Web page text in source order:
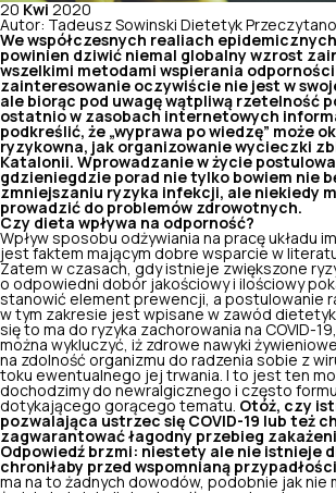
20 Kwi 2020
Autor: Tadeusz Sowinski Dietetyk
We współczesnych realiach
powinien dziwić niemal globalny wzrost
wszelkimi metodami wspierania
zainteresowanie oczywiście nie jest w
ale biorąc pod uwagę wątpliwą rzetelność
ostatnio w zasobach internetowych
podkreślić, że „wyprawa po wiedzę” może
ryzykowna, jak organizowanie wycieczki
Katalonii. Wprowadzanie w życie
gdzieniegdzie porad nie tylko bowiem nie
zmniejszaniu ryzyka infekcji, ale niekiedy
prowadzić do problemów zdrowotnych.
Czy dieta wpływa na odporność?
Wpływ sposobu odżywiania na pracę układu
jest faktem mającym dobre wsparcie w
Zatem w czasach, gdy istnieje zwiększone
o odpowiedni dobór jakościowy i ilościowy
stanowić element prewencji, a postulowanie
w tym zakresie jest wpisane w zawód
się to ma do ryzyka zachorowania na COVID-
można wykluczyć, iż zdrowe nawyki
na zdolność organizmu do radzenia sobie z
toku ewentualnego jej trwania. I to jest ten
dochodzimy do newralgicznego i często
dotykającego gorącego tematu. Otóż, czy
pozwalająca ustrzec się COVID-19 lub też
zagwarantować łagodny przebieg
Odpowiedź brzmi: niestety ale nie istnieje
chroniłaby przed wspomnianą
ma na to żadnych dowodów, podobnie jak nie